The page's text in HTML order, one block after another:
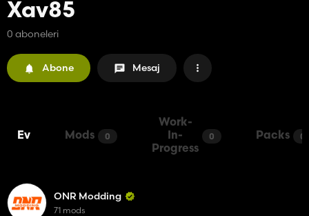
Xav85
0 aboneleri
Abone Mesaj
Ev Mods 0
Work-
In-
Progress
0 Packs 0
ONR Modding
71 mods